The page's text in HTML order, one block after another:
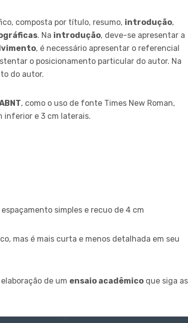
composta por título, resumo, introdução,
. Na introdução, deve-se apresentar a
, é necessário apresentar o referencial
o posicionamento particular do autor. Na
do autor.
, como o uso de fonte Times New Roman,
inferior e 3 cm laterais.
simples e recuo de 4 cm
mas é mais curta e menos detalhada em seu
de um ensaio acadêmico que siga as